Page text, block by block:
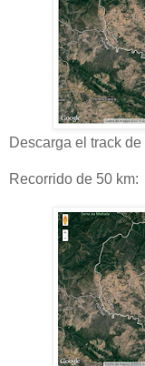
Descarga el track
Recorrido de 50 km: